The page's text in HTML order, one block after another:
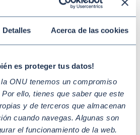
Detalles Acerca de las cookies
es proteger tus datos!
ONU tenemos un compromiso
ello, tienes que saber que este
y de terceros que almacenan
cuando navegas. Algunas son
el funcionamiento de la web.
de evaluación y en los
Al convertir la baja huella de
y vincularlo a incentivos
de emisionesdeja de ser un
en aliados
a cientos de proveedores
La tendencia actual es la